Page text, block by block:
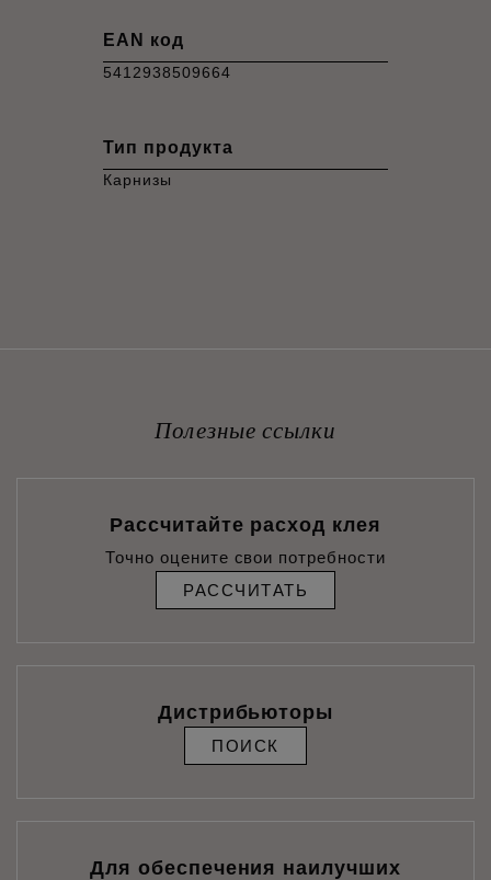
EAN код
5412938509664
Тип продукта
Карнизы
Полезные ссылки
Рассчитайте расход клея
Точно оцените свои потребности
РАССЧИТАТЬ
Дистрибьюторы
ПОИСК
Для обеспечения наилучших